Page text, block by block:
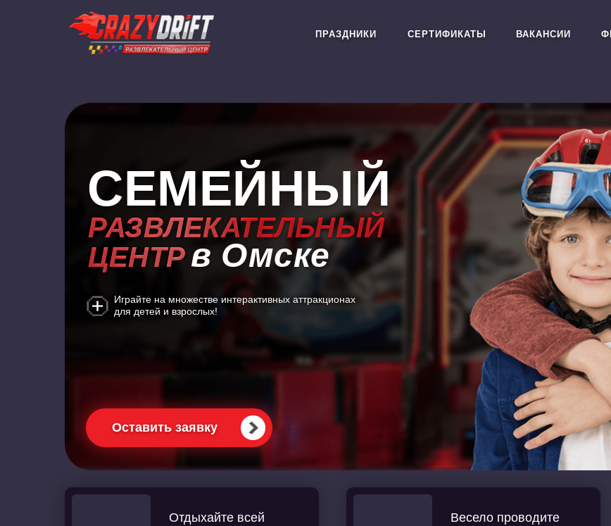
ВАКАНСИИ
СЕРТИФИКАТЫ
ПРАЗДНИКИ
Отдыхайте всей
Весело проводите
Оставить заявку
РАЗВЛЕКАТЕЛЬНЫЙ
ЦЕНТР
РАЗВЛЕКАТЕЛЬНЫЙ
ЦЕНТР
СЕМЕЙНЫЙ
в Омске
Играйте на множестве интерактивных аттракционах
для детей и взрослых!